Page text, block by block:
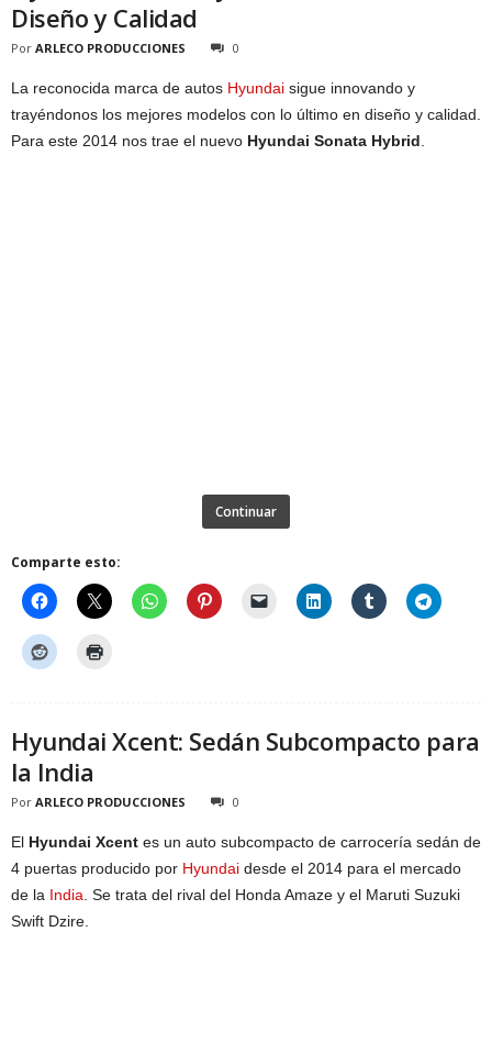
Diseño y Calidad
Por ARLECO PRODUCCIONES 0
La reconocida marca de autos Hyundai sigue innovando y
trayéndonos los mejores modelos con lo último en diseño y calidad.
Para este 2014 nos trae el nuevo Hyundai Sonata Hybrid
Continuar
Comparte esto:
Hyundai Xcent: Sedán Subcompacto para
la India
Por ARLECO PRODUCCIONES 0
El Hyundai Xcent es un auto subcompacto de carrocería sedán de
4 puertas producido por Hyundai desde el 2014 para el mercado
de la India . Se trata del rival del Honda Amaze y el Maruti Suzuki
Swift Dzire.